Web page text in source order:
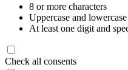
8 or more characters
Uppercase and
At least one digit and
Check all consents